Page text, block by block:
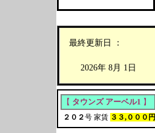
最終更新日 ：
2026年 8月 1日
【 タウンズ アーベル1 】
２０２号 家賃 ３３,０００円